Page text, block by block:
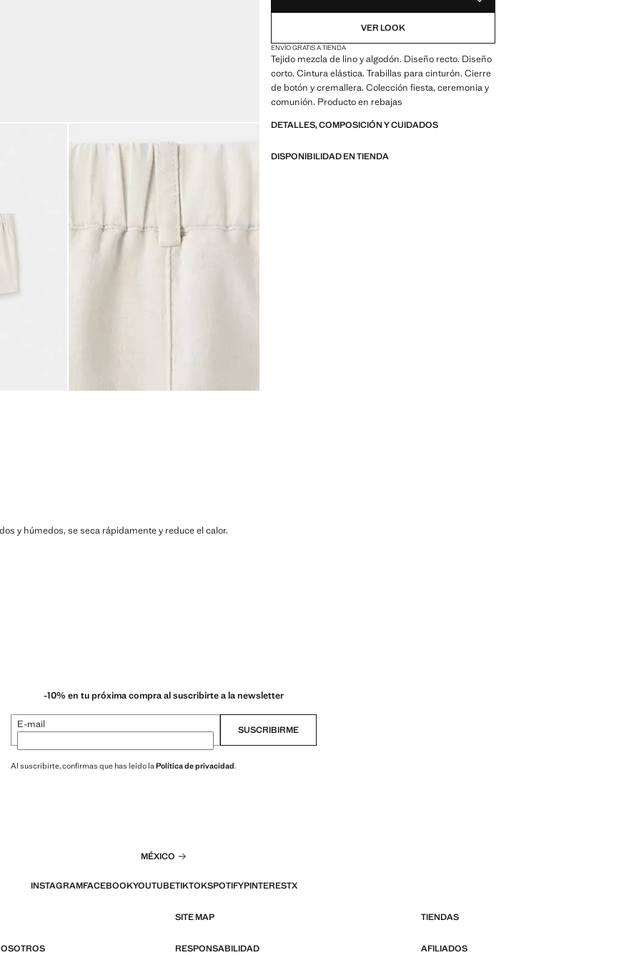
VER LOOK
ENVÍO GRATIS A TIENDA
Tejido mezcla de lino y algodón. Diseño recto. Diseño
corto. Cintura elástica. Trabillas para cinturón. Cierre
de botón y cremallera. Colección fiesta, ceremonia y
comunión. Producto en rebajas
DETALLES, COMPOSICIÓN Y CUIDADOS
DISPONIBILIDAD EN TIENDA
y húmedos, se seca rápidamente y reduce el calor.
-10% en tu próxima compra al suscribirte a la newsletter
E-mail SUSCRIBIRME
Al suscribirte, confirmas que has leído la Política de privacidad.
MÉXICO
INSTAGRAMFACEBOOKYOUTUBETIKTOKSPOTIFYPINTERESTX
SITE MAP TIENDAS
RESPONSABILIDAD AFILIADOS